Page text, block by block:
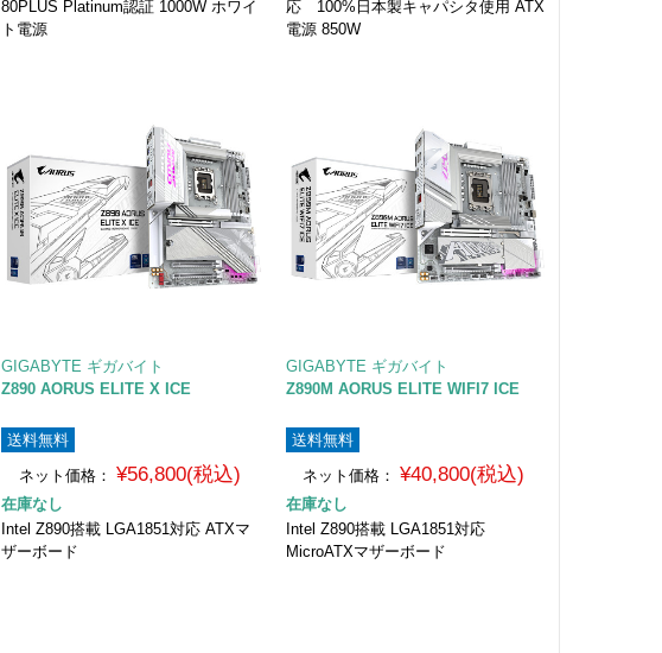
80PLUS Platinum認証 1000W ホワイ
ト電源
応 100%日本製キャパシタ使用 ATX
電源 850W
GIGABYTE ギガバイト
Z890 AORUS ELITE X ICE
送料無料
ネット価格： ¥56,800(税込)
在庫なし
Intel Z890搭載 LGA1851対応 ATXマ
ザーボード
GIGABYTE ギガバイト
Z890M AORUS ELITE WIFI7 ICE
送料無料
ネット価格： ¥40,800(税込)
在庫なし
Intel Z890搭載 LGA1851対応
MicroATXマザーボード